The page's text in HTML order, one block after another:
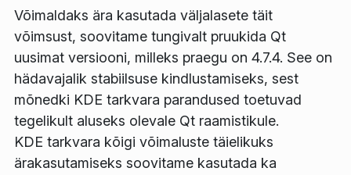
Võimaldaks ära kasutada väljalasete täit
võimsust, soovitame tungivalt pruukida Qt
uusimat versiooni, milleks praegu on 4.7.4. See on
hädavajalik stabiilsuse kindlustamiseks, sest
mõnedki KDE tarkvara parandused toetuvad
tegelikult aluseks olevale Qt raamistikule.
KDE tarkvara kõigi võimaluste täielikuks
ärakasutamiseks soovitame kasutada ka